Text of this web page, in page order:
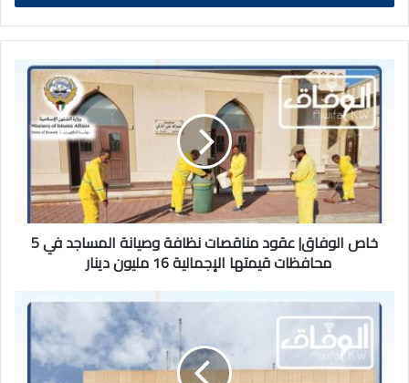
خاص
الوفاق|
عقود
مناقصات
وصيانة
المساجد
محافظات
16
مليون
خاص الوفاق| عقود مناقصات نظافة وصيانة المساجد في 5
محافظات قيمتها الإجمالية 16 مليون دينار
خاص
الوفاق|
المحاسبة